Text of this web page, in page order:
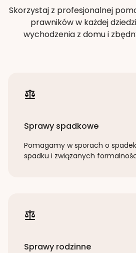
Skorzystaj z profesjonalnej
prawników w każdej
wychodzenia z domu i
Sprawy spadkowe
Pomagamy w sporach o
spadku i związanych
Sprawy rodzinne